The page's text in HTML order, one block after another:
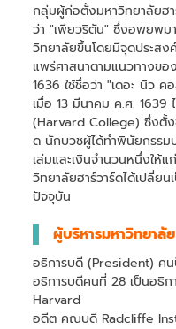
กลุ่มผู้ก่อตั้งมหาวิทยาลัยฮ
ว่า "เพียวริตัน" ซึ่งอพยพม
วิทยาลัยขึ้นโดยมีจุดประสง
แพร่ศาสนาตามแนวทางขอ
1636 ใช้ชื่อว่า "เดอะ นิว
เมื่อ 13 มีนาคม ค.ศ. 1639
(Harvard College) ซึ่งตั้ง
ด นักบวชผู้ได้ทำพินัยกรร
เล่มและเงินจำนวนหนึ่งให้
วิทยาลัยฮาร์วาร์ดได้เปลี่ย
ปัจจุบัน
ผู้บริหารมหาวิทยาลัย
อธิการบดี (President) ค
อธิการบดีคนที่ 28 เป็นอธิ
Harvard
อดีต คณบดี Radcliffe